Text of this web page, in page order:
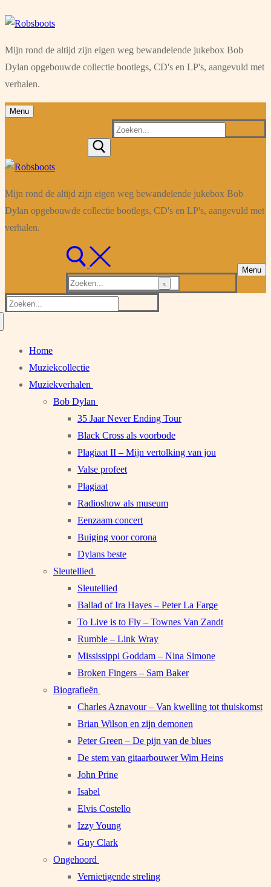
Ga
de
inhoud
Menu
Sluiten
Mijn rond de altijd zijn eigen weg bewandelende jukebox Bob
Dylan opgebouwde collectie bootlegs, CD's en LP's, aangevuld met
verhalen.
Menu
Zoeken
Mijn rond de altijd zijn eigen weg bewandelende jukebox Bob
Dylan opgebouwde collectie bootlegs, CD's en LP's, aangevuld met
verhalen.
Zoeken
naar:
Menu
Zoeken
Home
Muziekcollectie
Muziekverhalen
Bob Dylan
35 Jaar Never Ending Tour
Black Cross als voorbode
Plagiaat II – Mijn vertolking van jou
Valse profeet
Plagiaat
Radioshow als museum
Eenzaam concert
Buiging voor corona
Dylans beste
Sleutellied
Sleutellied
Ballad of Ira Hayes – Peter La Farge
To Live is to Fly – Townes Van Zandt
Rumble – Link Wray
Mississippi Goddam – Nina Simone
Broken Fingers – Sam Baker
Biografieën
Charles Aznavour – Van kwelling tot thuiskomst
Brian Wilson en zijn demonen
Peter Green – De pijn van de blues
De stem van gitaarbouwer Wim Heins
John Prine
Isabel
Elvis Costello
Izzy Young
Guy Clark
Ongehoord
Vernietigende streling